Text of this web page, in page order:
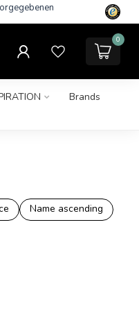
0
Brands
Name ascending